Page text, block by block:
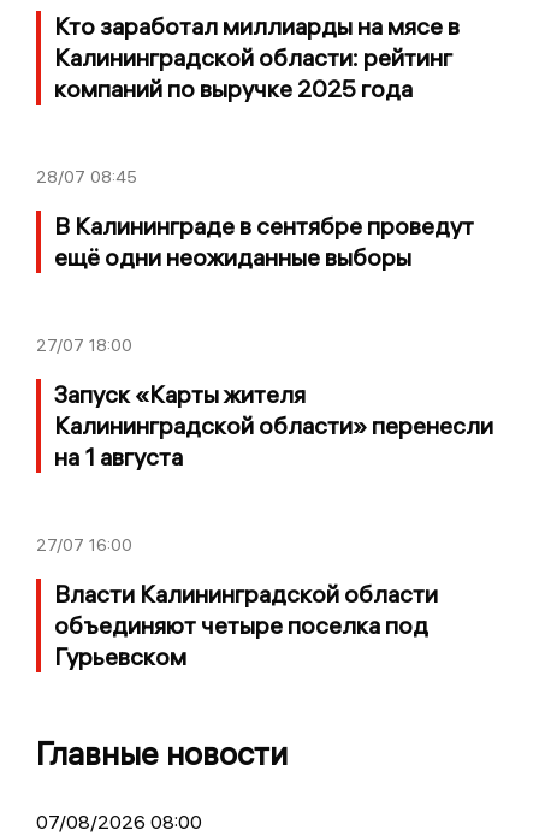
Кто заработал миллиарды на мясе в
Калининградской области: рейтинг
компаний по выручке 2025 года
28/07 08:45
В Калининграде в сентябре проведут
ещё одни неожиданные выборы
27/07 18:00
Запуск «Карты жителя
Калининградской области» перенесли
на 1 августа
27/07 16:00
Власти Калининградской области
объединяют четыре поселка под
Гурьевском
Главные новости
07/08/2026 08:00